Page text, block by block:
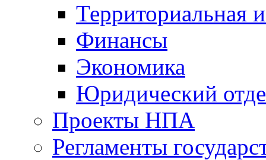
Территориальная
Финансы
Экономика
Юридический
Проекты НПА
Регламенты